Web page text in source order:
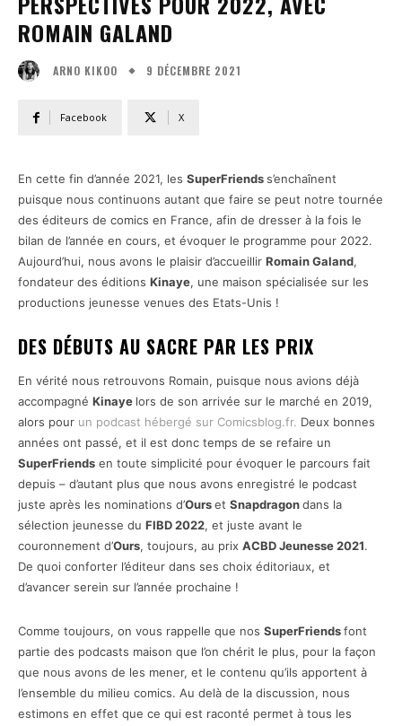
ROMAIN GALAND
ARNO KIKOO 9 DÉCEMBRE 2021
Facebook X
En cette fin d’année 2021, les SuperFriendss’enchaînent
puisque nous continuons autant que faire se peut notre tournée
des éditeurs de comics en France, afin de dresser à la fois le
bilan de l’année en cours, et évoquer le programme pour 2022.
Aujourd’hui, nous avons le plaisir d’accueillir Romain Galand,
fondateur des éditions Kinaye, une maison spécialisée sur les
productions jeunesse venues des Etats-Unis !
DES DÉBUTS AU SACRE PAR LES PRIX
En vérité nous retrouvons Romain, puisque nous avions déjà
accompagné Kinaye lors de son arrivée sur le marché en 2019,
alors pour un podcast hébergé sur Comicsblog.fr. Deux bonnes
années ont passé, et il est donc temps de se refaire un
SuperFriends en toute simplicité pour évoquer le parcours fait
depuis – d’autant plus que nous avons enregistré le podcast
juste après les nominations d’Ourset Snapdragondans la
sélection jeunesse du FIBD 2022, et juste avant le
couronnement d’Ours, toujours, au prix ACBD Jeunesse 2021.
De quoi conforter l’éditeur dans ses choix éditoriaux, et
d’avancer serein sur l’année prochaine !
Comme toujours, on vous rappelle que nos SuperFriendsfont
partie des podcasts maison que l’on chérit le plus, pour la façon
que nous avons de les mener, et le contenu qu’ils apportent à
l’ensemble du milieu comics. Au delà de la discussion, nous
estimons en effet que ce qui est raconté permet à tous les